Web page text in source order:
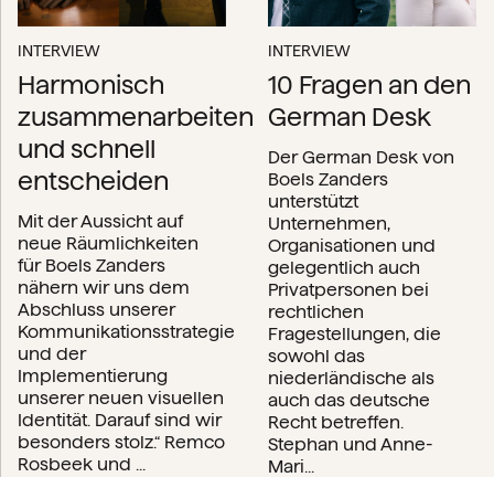
INTERVIEW
Harmonisch
zusammenarbeiten
und schnell
entscheiden
Mit der Aussicht auf
neue Räumlichkeiten
für Boels Zanders
nähern wir uns dem
Abschluss unserer
Kommunikationsstrategie
und der
Implementierung
unserer neuen visuellen
Identität. Darauf sind wir
besonders stolz.“ Remco
Rosbeek und ...
INTERVIEW
10 Fragen an den
German Desk
Der German Desk von
Boels Zanders
unterstützt
Unternehmen,
Organisationen und
gelegentlich auch
Privatpersonen bei
rechtlichen
Fragestellungen, die
sowohl das
niederländische als
auch das deutsche
Recht betreffen.
Stephan und Anne-
Mari...